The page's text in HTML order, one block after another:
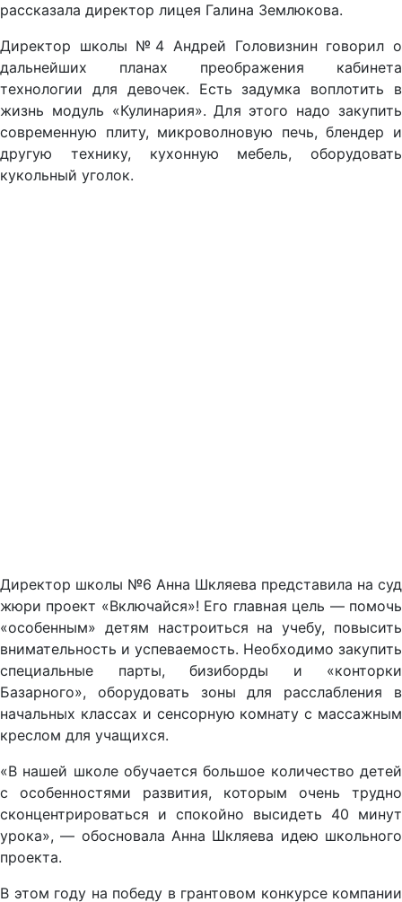
рассказала директор лицея Галина Землюкова.
Директор школы №4 Андрей Головизнин говорил о
дальнейших планах преображения кабинета
технологии для девочек. Есть задумка воплотить в
жизнь модуль «Кулинария». Для этого надо закупить
современную плиту, микроволновую печь, блендер и
другую технику, кухонную мебель, оборудовать
кукольный уголок.
Директор школы №6 Анна Шкляева представила на суд
жюри проект «Включайся»! Его главная цель — помочь
«особенным» детям настроиться на учебу, повысить
внимательность и успеваемость. Необходимо закупить
специальные парты, бизиборды и «конторки
Базарного», оборудовать зоны для расслабления в
начальных классах и сенсорную комнату с массажным
креслом для учащихся.
«В нашей школе обучается большое количество детей
с особенностями развития, которым очень трудно
сконцентрироваться и спокойно высидеть 40 минут
урока», — обосновала Анна Шкляева идею школьного
проекта.
В этом году на победу в грантовом конкурсе компании